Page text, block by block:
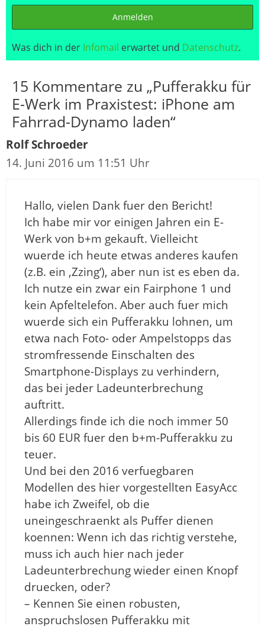
Anmelden
Was dich in der Infomail erwartet und Datenschutz.
15 Kommentare zu „Pufferakku für
E-Werk im Praxistest: iPhone am
Fahrrad-Dynamo laden“
Rolf Schroeder
14. Juni 2016 um 11:51 Uhr
Hallo, vielen Dank fuer den Bericht!
Ich habe mir vor einigen Jahren ein E-
Werk von b+m gekauft. Vielleicht
wuerde ich heute etwas anderes kaufen
(z.B. ein ‚Zzing‘), aber nun ist es eben da.
Ich nutze ein zwar ein Fairphone 1 und
kein Apfeltelefon. Aber auch fuer mich
wuerde sich ein Pufferakku lohnen, um
etwa nach Foto- oder Ampelstopps das
stromfressende Einschalten des
Smartphone-Displays zu verhindern,
das bei jeder Ladeunterbrechung
auftritt.
Allerdings finde ich die noch immer 50
bis 60 EUR fuer den b+m-Pufferakku zu
teuer.
Und bei den 2016 verfuegbaren
Modellen des hier vorgestellten EasyAcc
habe ich Zweifel, ob die
uneingeschraenkt als Puffer dienen
koennen: Wenn ich das richtig verstehe,
muss ich auch hier nach jeder
Ladeunterbrechung wieder einen Knopf
druecken, oder?
– Kennen Sie einen robusten,
anspruchslosen Pufferakku mit